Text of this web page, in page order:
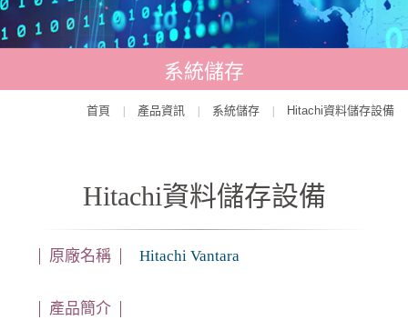
系統儲存
首頁 產品資訊 系統儲存 Hitachi資料儲存設備
Hitachi資料儲存設備
原廠名稱 Hitachi Vantara
產品簡介